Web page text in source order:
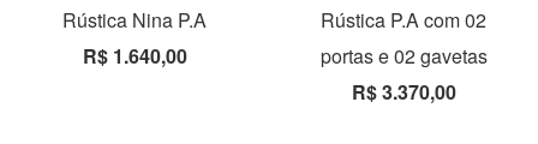
Rústica Nina P.A
R$ 1.640,00
Rústica P.A com 02
portas e 02 gavetas
R$ 3.370,00